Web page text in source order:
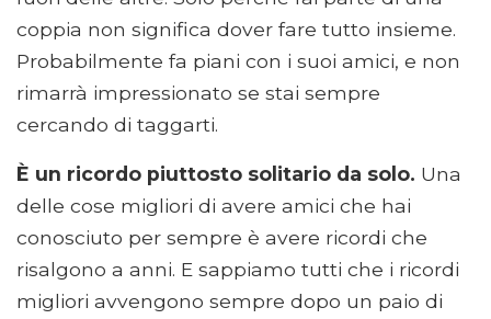
coppia non significa dover fare tutto insieme.
Probabilmente fa piani con i suoi amici, e non
rimarrà impressionato se stai sempre
cercando di taggarti.
È un ricordo piuttosto solitario da solo. Una
delle cose migliori di avere amici che hai
conosciuto per sempre è avere ricordi che
risalgono a anni. E sappiamo tutti che i ricordi
migliori avvengono sempre dopo un paio di